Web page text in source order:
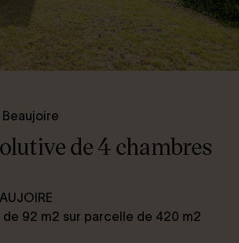
de 4 chambres
92 m2 sur parcelle de 420 m2